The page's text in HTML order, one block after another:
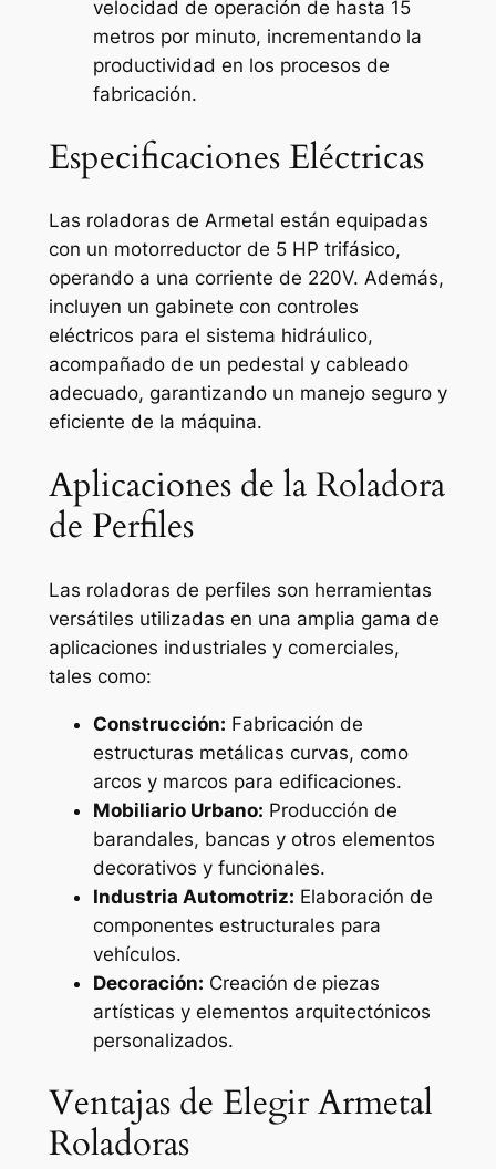
velocidad de operación de hasta 15
metros por minuto, incrementando la
productividad en los procesos de
fabricación.
Especificaciones Eléctricas
Las roladoras de Armetal están equipadas
con un motorreductor de 5 HP trifásico,
operando a una corriente de 220V. Además,
incluyen un gabinete con controles
eléctricos para el sistema hidráulico,
acompañado de un pedestal y cableado
adecuado, garantizando un manejo seguro y
eficiente de la máquina.
Aplicaciones de la Roladora
de Perfiles
Las roladoras de perfiles son herramientas
versátiles utilizadas en una amplia gama de
aplicaciones industriales y comerciales,
tales como:
Construcción: Fabricación de
estructuras metálicas curvas, como
arcos y marcos para edificaciones.
Mobiliario Urbano: Producción de
barandales, bancas y otros elementos
decorativos y funcionales.
Industria Automotriz: Elaboración de
componentes estructurales para
vehículos.
Decoración: Creación de piezas
artísticas y elementos arquitectónicos
personalizados.
Ventajas de Elegir Armetal
Roladoras